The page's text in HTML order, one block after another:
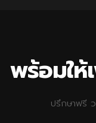
พร้อมใ
ปรึกษาฟรี